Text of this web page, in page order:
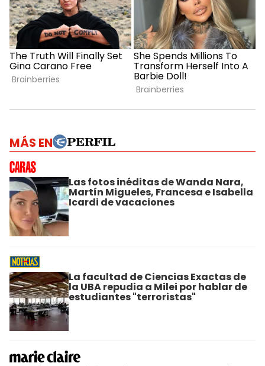
MÁS EN
Las fotos inéditas de Wanda Nara,
Martín Migueles, Francesa e Isabella
Icardi de vacaciones
La facultad de Ciencias Exactas de
la UBA repudia a Milei por hablar de
estudiantes "terroristas"